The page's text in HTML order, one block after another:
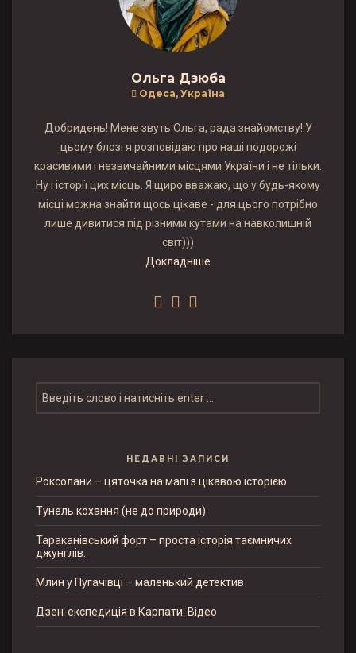
Ольга Дзюба
Одеса, Україна
Добридень! Мене звуть Ольга, рада знайомству! У
цьому блозі я розповідаю про наші подорожі
красивими і незвичайними місцями України і не тільки.
Ну і історії цих місць. Я щиро вважаю, що у будь-якому
місці можна знайти щось цікаве - для цього потрібно
лише дивитися під різними кутами на навколишній
світ)))
Докладніше
НЕДАВНІ ЗАПИСИ
Роксолани – цяточка на мапі з цікавою історією
Тунель кохання (не до природи)
Тараканівський форт – проста історія таємничих
джунглів.
Млин у Пугачівці – маленький детектив
Дзен-експедиція в Карпати. Відео